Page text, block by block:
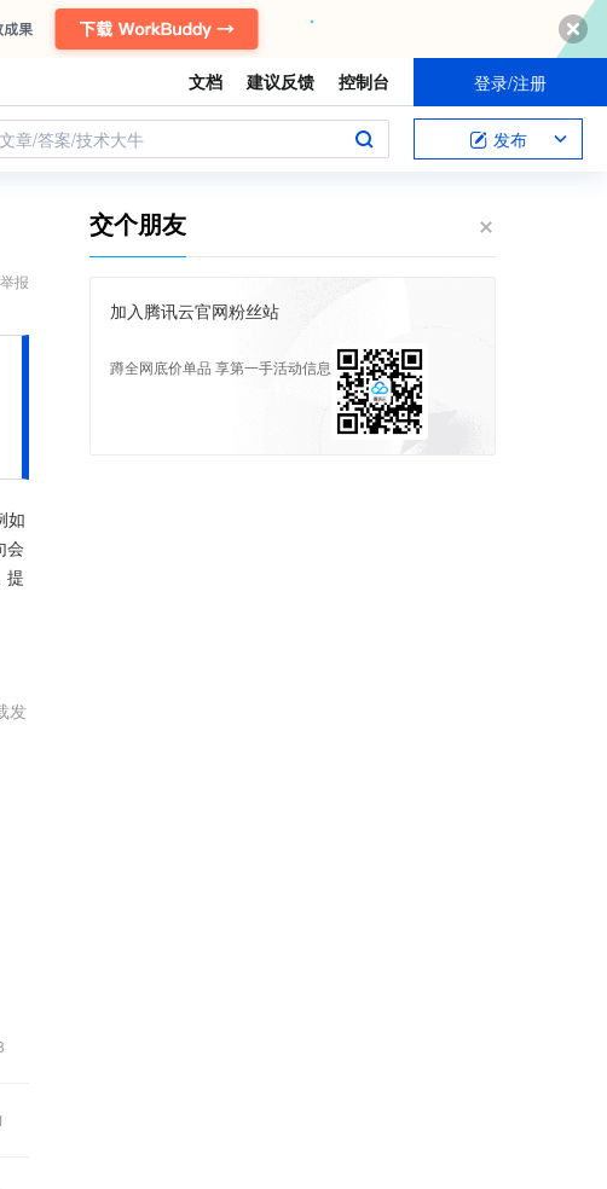
文档 建议反馈 控制台 登录/注册
文章/答案/技术大牛 发布
举报
如
会
提
发
交个朋友
加入腾讯云官网粉丝站
蹲全网底价单品 享第一手活动信息